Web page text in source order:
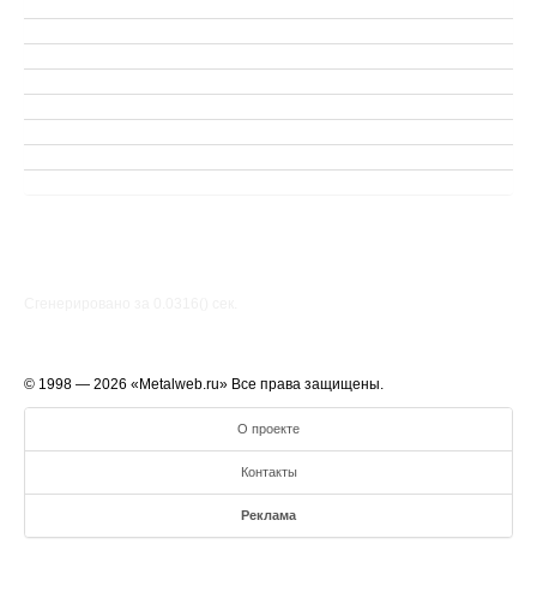
© 1998 — 2026 «Metalweb.ru» Все права защищены.
О проекте
Контакты
Реклама